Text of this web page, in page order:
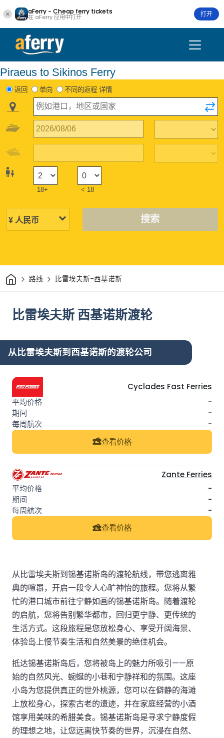
aFerry - Cheap ferry tickets
在 aFerry 应用中打开 打开
Piraeus to Sikinos Ferry
返回 单向 不同的返程 详情
18+ < 18
搜索
家 路线 比雷埃夫斯-西基诺斯
比雷埃夫斯 西基诺斯渡轮
从比雷埃夫斯到西基诺斯的渡轮公司
Cyclades Fast Ferries
-
-
-
查看价格
Zante Ferries
-
-
-
查看价格
从比雷埃夫斯到锡基诺斯岛的渡轮航线，带您逃离雅
典的喧嚣，开启一段令人心旷神怡的旅程。您将从繁
忙的港口城市前往宁静如画的锡基诺斯岛。随着渡轮
的启航，您将告别繁华都市，回归更宁静、更传统的
生活方式。这段旅程是您放松身心、享受开阔海景、
体验岛上慢节奏生活和自然美景的绝佳机会。
抵达锡基诺斯岛后，您将被岛上的魅力所吸引——原
始的自然风光、蜿蜒的小巷和宁静祥和的氛围。这座
小岛为您提供真正的世外桃源，您可以在僻静的海滩
上放松身心，探索古老的遗迹，并在家庭经营的小酒
馆享用美味的希腊美食。锡基诺斯岛是寻求宁静度假
的理想之地，让您远离快节奏的世界，沉浸在自然、